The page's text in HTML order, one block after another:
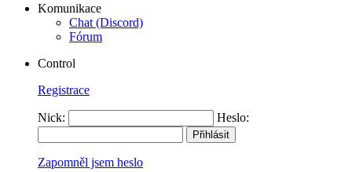
Komunikace
Chat (Discord)
Fórum
Control
Registrace
Nick: Heslo:
Zapomněl jsem heslo